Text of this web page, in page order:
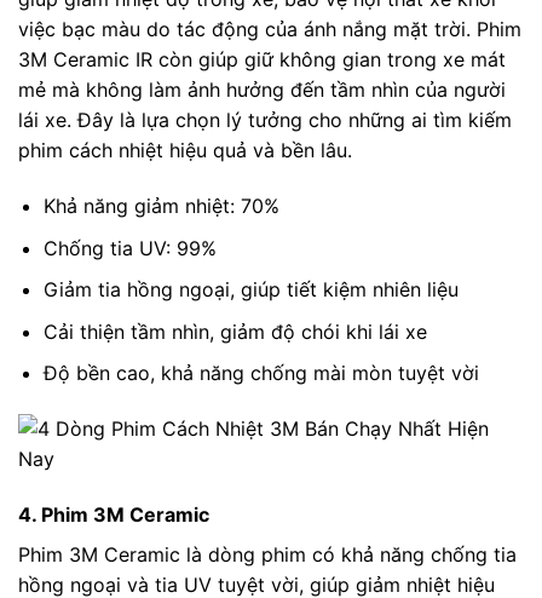
việc bạc màu do tác động của ánh nắng mặt trời. Phim
3M Ceramic IR còn giúp giữ không gian trong xe mát
mẻ mà không làm ảnh hưởng đến tầm nhìn của người
lái xe. Đây là lựa chọn lý tưởng cho những ai tìm kiếm
phim cách nhiệt hiệu quả và bền lâu.
Khả năng giảm nhiệt: 70%
Chống tia UV: 99%
Giảm tia hồng ngoại, giúp tiết kiệm nhiên liệu
Cải thiện tầm nhìn, giảm độ chói khi lái xe
Độ bền cao, khả năng chống mài mòn tuyệt vời
4. Phim 3M Ceramic
Phim 3M Ceramic là dòng phim có khả năng chống tia
hồng ngoại và tia UV tuyệt vời, giúp giảm nhiệt hiệu